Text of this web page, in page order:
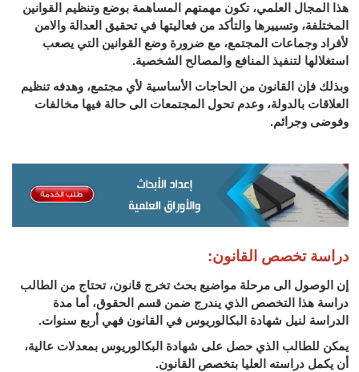
هذا المجال العلمي، تكون مهمتهم المساهمة بوضع وتنظيم القوانين
المختلفة، وتسييرها والتأكد من فعاليتها في تحقيق العدالة والامن
لأفراد وجماعات المجتمع، مع ضرورة وضع القوانين التي يصعب
استغلالها لتنفيذ المنافع والمصالح الشخصية.
وبذلك فإن القانون من الحاجات الأساسية لأي مجتمع، وهدفه تنظيم
العلاقات بالدولة، وعدم تحول المجتمعات الى حالة فيها مخالفات
وفوضى وجرائم.
دراسة تخصص القانون:
إن الوصول الى مرحلة مواضيع بحث تخرج قانون، تحتاج من الطالب
دراسة هذا التخصص الذي يندرج ضمن قسم الحقوق، أما مدة
الدراسة لنيل شهادة البكالوريوس في القانون فهي أربع سنوات.
يمكن للطالب الذي حصل على شهادة البكالوريوس بمعدلات عالية،
أن يكمل دراسته العليا بتخصص القانون.